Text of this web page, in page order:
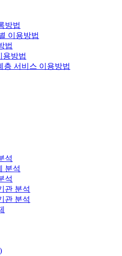
방법
이용방법
법
용방법
층 서비스 이용방법
석
분석
석
관 분석
관 분석